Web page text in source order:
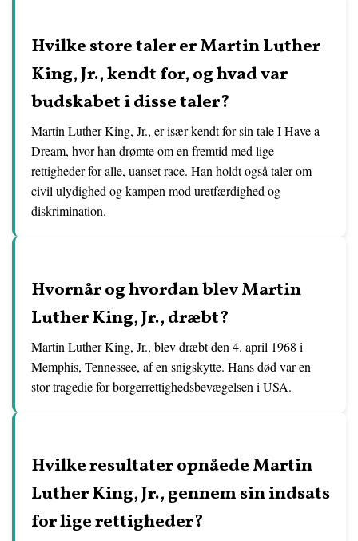
Hvilke store taler er Martin Luther
King, Jr., kendt for, og hvad var
budskabet i disse taler?
Martin Luther King, Jr., er især kendt for sin tale I Have a
Dream, hvor han drømte om en fremtid med lige
rettigheder for alle, uanset race. Han holdt også taler om
civil ulydighed og kampen mod uretfærdighed og
diskrimination.
Hvornår og hvordan blev Martin
Luther King, Jr., dræbt?
Martin Luther King, Jr., blev dræbt den 4. april 1968 i
Memphis, Tennessee, af en snigskytte. Hans død var en
stor tragedie for borgerrettighedsbevægelsen i USA.
Hvilke resultater opnåede Martin
Luther King, Jr., gennem sin indsats
for lige rettigheder?